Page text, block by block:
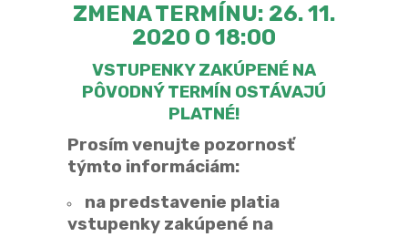
ZMENA TERMÍNU: 26. 11.
2020 O 18:00
VSTUPENKY ZAKÚPENÉ NA
PÔVODNÝ TERMÍN OSTÁVAJÚ
PLATNÉ!
Prosím venujte pozornosť
týmto informáciám:
na predstavenie platia
vstupenky zakúpené na